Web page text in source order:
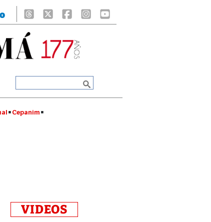
Cepanim
VIDEOS